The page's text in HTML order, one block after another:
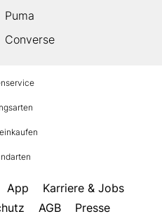
Puma
Converse
App
Karriere & Jobs
AGB Presse